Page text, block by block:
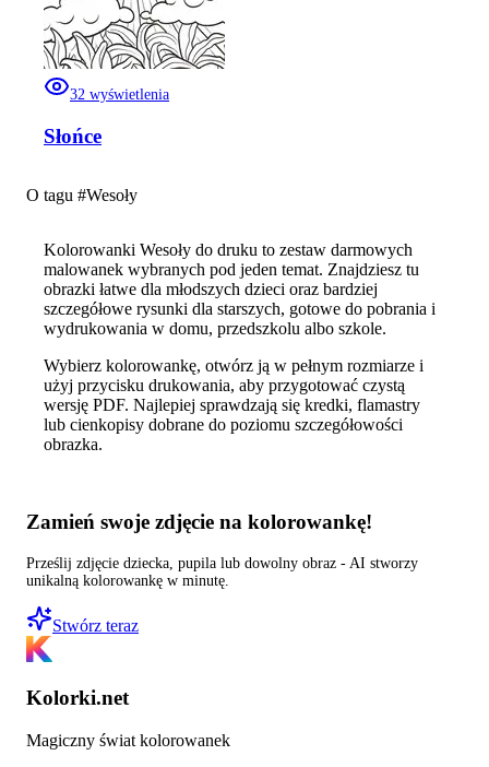
32 wyświetlenia
Słońce
O tagu #Wesoły
Kolorowanki Wesoły do druku to zestaw darmowych
malowanek wybranych pod jeden temat. Znajdziesz tu
obrazki łatwe dla młodszych dzieci oraz bardziej
szczegółowe rysunki dla starszych, gotowe do pobrania i
wydrukowania w domu, przedszkolu albo szkole.
Wybierz kolorowankę, otwórz ją w pełnym rozmiarze i
użyj przycisku drukowania, aby przygotować czystą
wersję PDF. Najlepiej sprawdzają się kredki, flamastry
lub cienkopisy dobrane do poziomu szczegółowości
obrazka.
Zamień swoje zdjęcie na kolorowankę!
Prześlij zdjęcie dziecka, pupila lub dowolny obraz - AI stworzy
unikalną kolorowankę w minutę.
Stwórz teraz
Kolorki.net
Magiczny świat kolorowanek